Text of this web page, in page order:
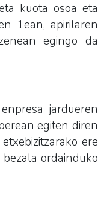
kuota osoa eta
1ean, apirilaren
egingo da
jardueren
egiten diren
ere
ordainduko